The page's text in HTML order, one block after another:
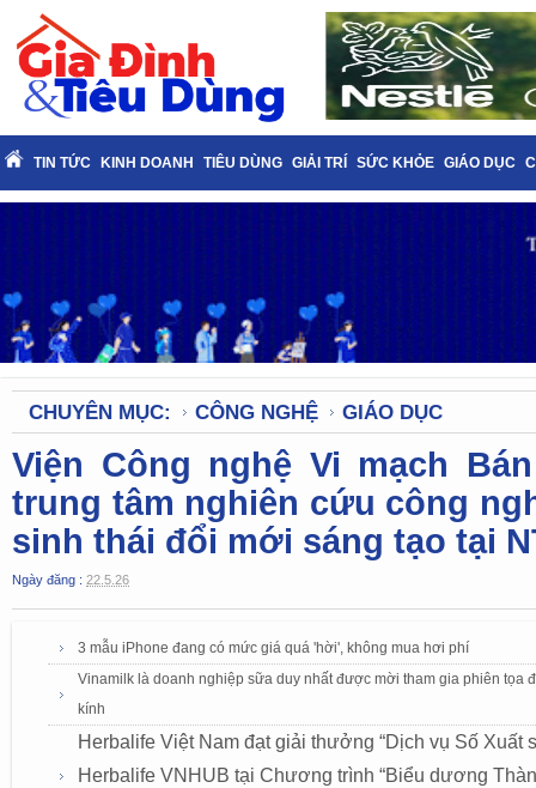
TIN TỨC KINH DOANH TIÊU DÙNG GIẢI TRÍ SỨC KHỎE GIÁO DỤC
CHUYÊN MỤC: CÔNG NGHỆ GIÁO DỤC
Viện Công nghệ Vi mạch
trung tâm nghiên cứu công
sinh thái đổi mới sáng tạo tại
Ngày đăng : 22.5.26
3 mẫu iPhone đang có mức giá quá 'hời', không mua hơi phí
Vinamilk là doanh nghiệp sữa duy nhất được mời tham gia phiên tọa
kính
Herbalife Việt Nam đạt giải thưởng “Dịch vụ Số Xuất
Herbalife VNHUB tại Chương trình “Biểu dương